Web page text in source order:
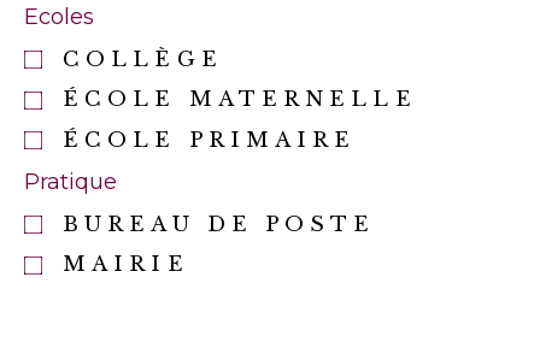
Ecoles
COLLÈGE
ÉCOLE MATERNELLE
ÉCOLE PRIMAIRE
Pratique
BUREAU DE POSTE
MAIRIE